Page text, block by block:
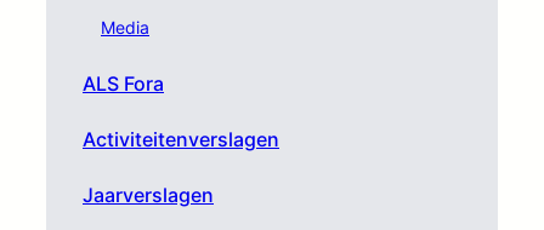
Media
ALS Fora
Activiteitenverslagen
Jaarverslagen